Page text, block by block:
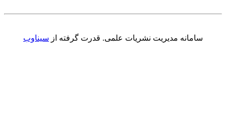
سامانه مدیریت نشریات علمی. قدرت گرفته از سیناوب